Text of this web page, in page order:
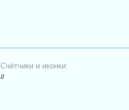
Счётчики и иконки:
//